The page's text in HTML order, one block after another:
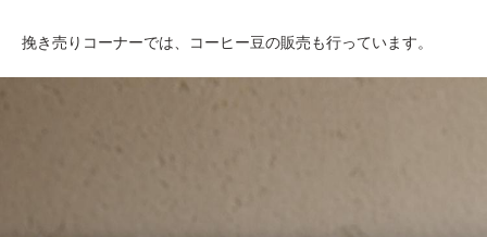
挽き売りコーナーでは、コーヒー豆の販売も行っています。